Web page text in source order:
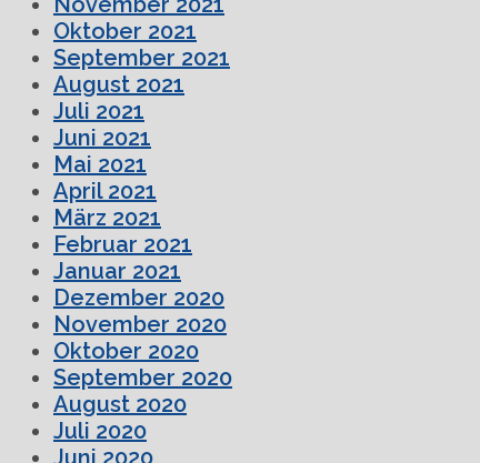
Oktober 2021
September 2021
August 2021
Juli 2021
Juni 2021
Mai 2021
April 2021
März 2021
Februar 2021
Januar 2021
Dezember 2020
November 2020
Oktober 2020
September 2020
August 2020
Juli 2020
Juni 2020